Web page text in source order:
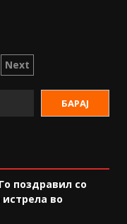
Next
БАРАЈ
поздравил со
во